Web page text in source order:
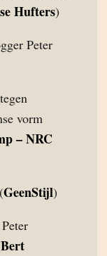
Hufters)
Peter
vorm
– NRC
GeenStijl)
Bert